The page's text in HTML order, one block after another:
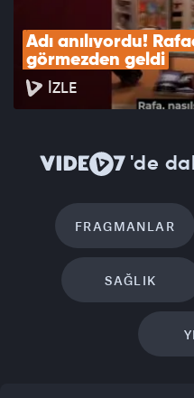
Adı anılıyordu!
görmezden geldi
İZLE
'de
FRAGMANLAR
SAĞLIK